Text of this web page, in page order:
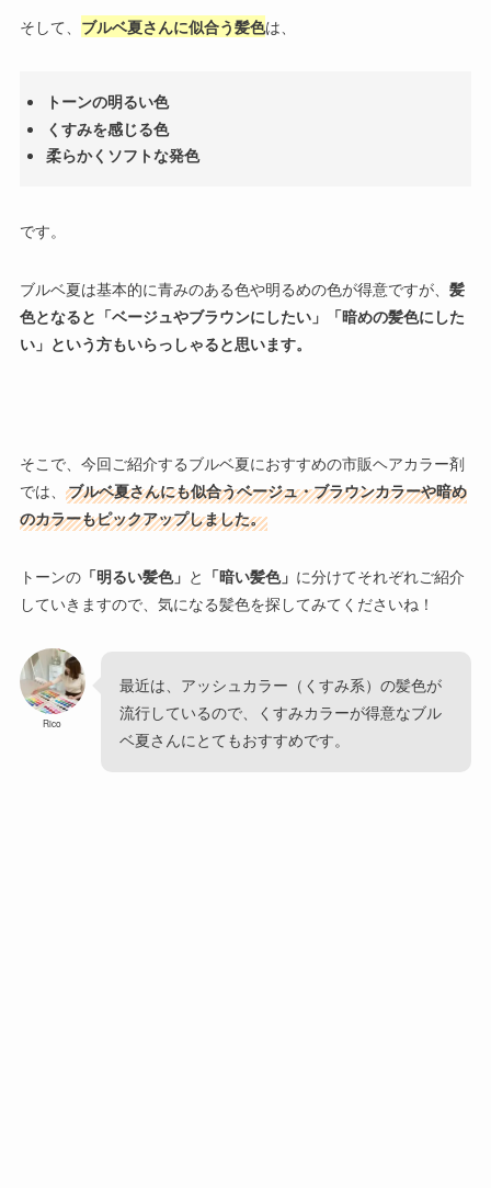
そして、 ブルベ夏さんに似合う髪色は、
トーンの明るい色
くすみを感じる色
柔らかくソフトな発色
です。
ブルベ夏は基本的に青みのある色や明るめの色が得意ですが、 髪
色となると「ベージュやブラウンにしたい」「暗めの髪色にした
い」という方もいらっしゃると思います。
そこで、今回ご紹介するブルベ夏におすすめの市販ヘアカラー剤
では、 ブルベ夏さんにも似合うベージュ・ブラウンカラーや暗め
のカラーもピックアップしました。
トーンの「明るい髪色」 と 「暗い髪色」 に分けてそれぞれご紹介
していきますので、気になる髪色を探してみてくださいね！
Rico
最近は、アッシュカラー（くすみ系）の髪色が
流行しているので、くすみカラーが得意なブル
ベ夏さんにとてもおすすめです。